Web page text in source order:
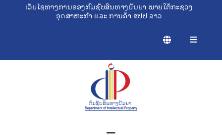
ເວັບໄຊທາງການຂອງກົມຊັບສິນທາງປັນຍາ ພາຍໃຕ້ກະຊວງ
ອຸດສາຫະກຳ ແລະ ການຄ້າ ສປປ ລາວ